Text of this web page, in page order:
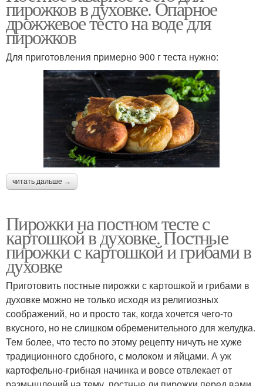
пирожков в духовке. Опарное
дрожжевое тесто на воде для
пирожков
Для приготовления примерно 900 г теста нужно:
читать дальше →
Пирожки на постном тесте с
картошкой в духовке. Постные
пирожки с картошкой и грибами в
духовке
Приготовить постные пирожки с картошкой и грибами в
духовке можно не только исходя из религиозных
соображений, но и просто так, когда хочется чего-то
вкусного, но не слишком обременительного для желудка.
Тем более, что тесто по этому рецепту ничуть не хуже
традиционного сдобного, с молоком и яйцами. А уж
картофельно-грибная начинка и вовсе отвлекает от